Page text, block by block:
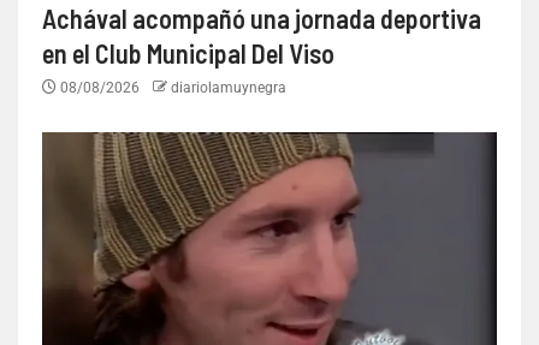
Achával acompañó una jornada deportiva
en el Club Municipal Del Viso
08/08/2026 diariolamuynegra